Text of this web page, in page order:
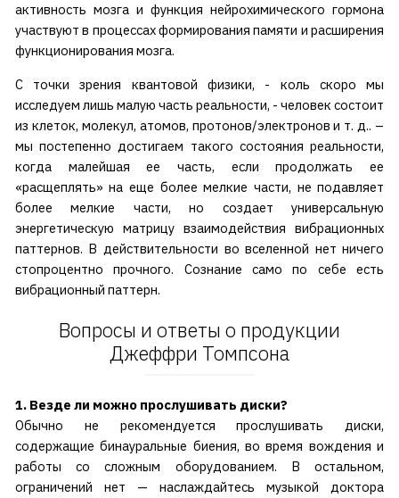
активность мозга и функция нейрохимического гормона
участвуют в процессах формирования памяти и расширения
функционирования мозга.
С точки зрения квантовой физики, - коль скоро мы
исследуем лишь малую часть реальности, - человек состоит
из клеток, молекул, атомов, протонов/электронов и т. д.. –
мы постепенно достигаем такого состояния реальности,
когда малейшая ее часть, если продолжать ее
«расщеплять» на еще более мелкие части, не подавляет
более мелкие части, но создает универсальную
энергетическую матрицу взаимодействия вибрационных
паттернов. В действительности во вселенной нет ничего
стопроцентно прочного. Сознание само по себе есть
вибрационный паттерн.
Вопросы и ответы о продукции
Джеффри Томпсона
1. Везде ли можно прослушивать диски?
Обычно не рекомендуется прослушивать диски,
содержащие бинауральные биения, во время вождения и
работы со сложным оборудованием. В остальном,
ограничений нет — наслаждайтесь музыкой доктора